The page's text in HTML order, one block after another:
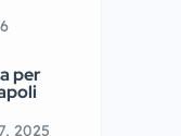
per
2025